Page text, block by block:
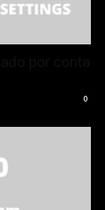
0